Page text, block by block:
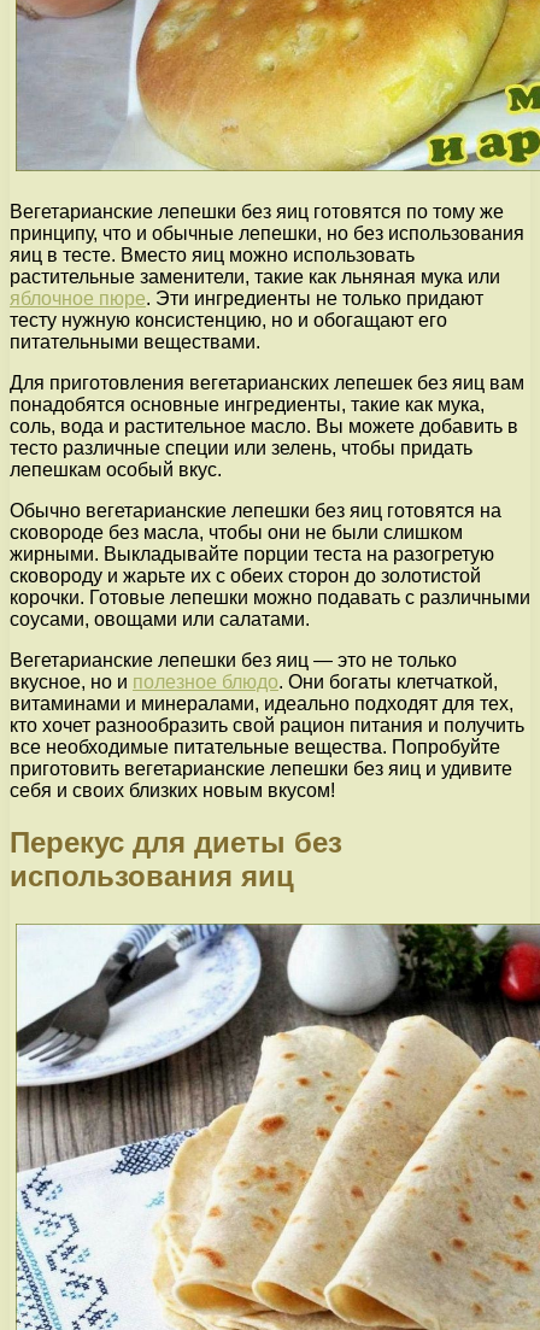
Вегетарианские лепешки без яиц готовятся по тому же
принципу, что и обычные лепешки, но без использования
яиц в тесте. Вместо яиц можно использовать
растительные заменители, такие как льняная мука или
яблочное пюре. Эти ингредиенты не только придают
тесту нужную консистенцию, но и обогащают его
питательными веществами.
Для приготовления вегетарианских лепешек без яиц вам
понадобятся основные ингредиенты, такие как мука,
соль, вода и растительное масло. Вы можете добавить в
тесто различные специи или зелень, чтобы придать
лепешкам особый вкус.
Обычно вегетарианские лепешки без яиц готовятся на
сковороде без масла, чтобы они не были слишком
жирными. Выкладывайте порции теста на разогретую
сковороду и жарьте их с обеих сторон до золотистой
корочки. Готовые лепешки можно подавать с различными
соусами, овощами или салатами.
Вегетарианские лепешки без яиц — это не только
вкусное, но и полезное блюдо. Они богаты клетчаткой,
витаминами и минералами, идеально подходят для тех,
кто хочет разнообразить свой рацион питания и получить
все необходимые питательные вещества. Попробуйте
приготовить вегетарианские лепешки без яиц и удивите
себя и своих близких новым вкусом!
Перекус для диеты без
использования яиц